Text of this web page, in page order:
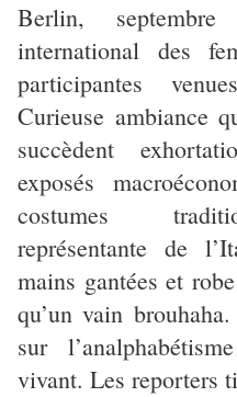
Berlin,
international des
participantes
Curieuse ambiance
succèdent
exposés
costumes
représentante de
mains gantées et
qu’un vain
sur
vivant. Les reporters